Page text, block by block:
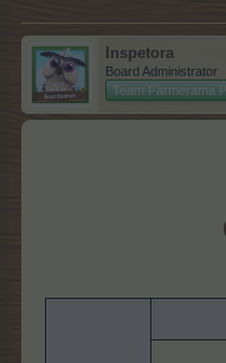
Inspetora
Board Administrator
Team Farmerama